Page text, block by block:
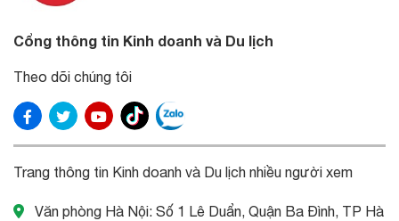
Cổng thông tin Kinh doanh và Du lịch
Theo dõi chúng tôi
Trang thông tin Kinh doanh và Du lịch nhiều người xem
Văn phòng Hà Nội: Số 1 Lê Duẩn, Quận Ba Đình, TP Hà